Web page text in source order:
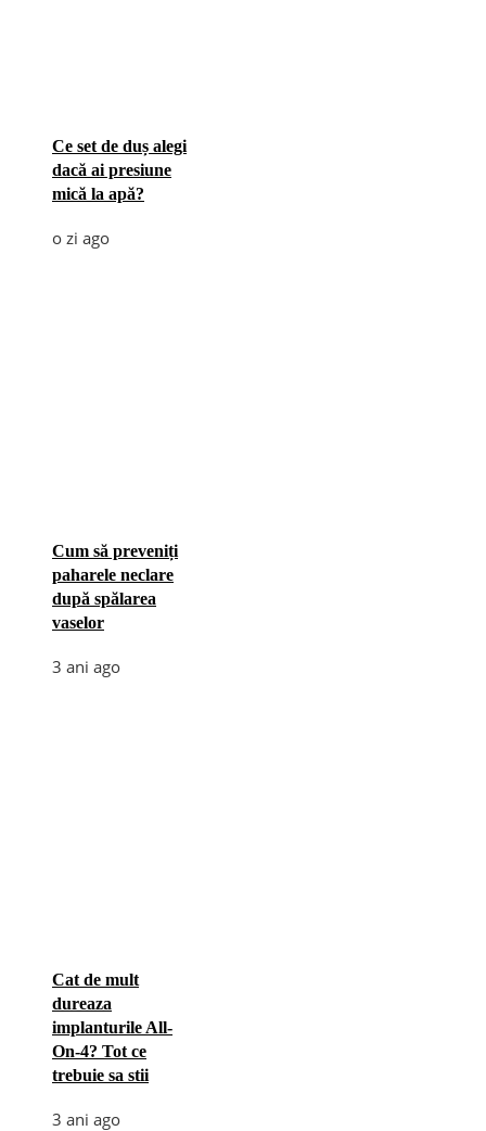
Ce set de duș alegi
dacă ai presiune
mică la apă?
o zi ago
Cum să preveniți
paharele neclare
după spălarea
vaselor
3 ani ago
Cat de mult
dureaza
implanturile All-
On-4? Tot ce
trebuie sa stii
3 ani ago